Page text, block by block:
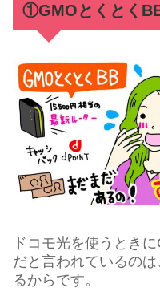
①GMOとくとく
ドコモ光を使うとき
だと言われているの
るからです。